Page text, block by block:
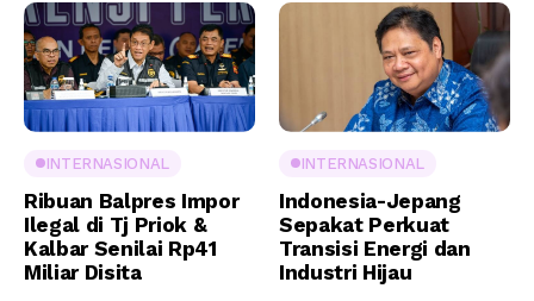
INTERNASIONAL
Ribuan Balpres Impor
Ilegal di Tj Priok &
Kalbar Senilai Rp41
Miliar Disita
INTERNASIONAL
Indonesia-Jepang
Sepakat Perkuat
Transisi Energi dan
Industri Hijau